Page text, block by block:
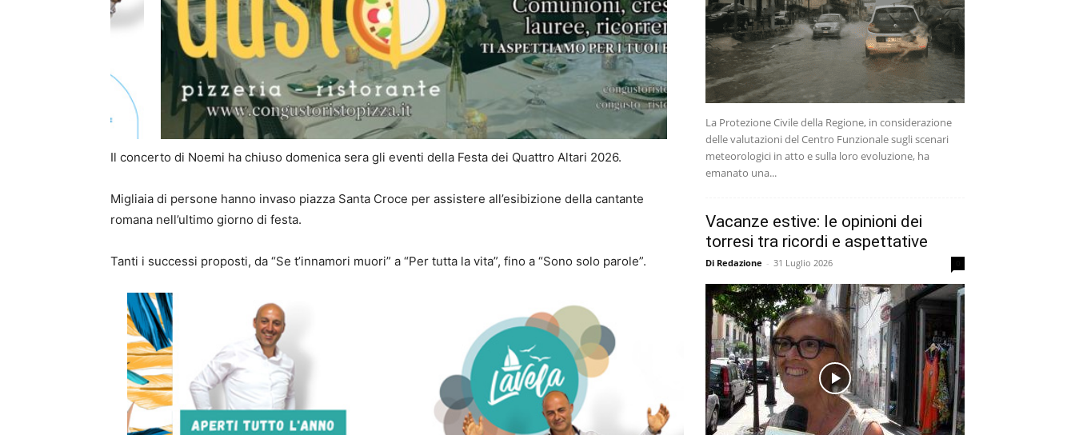
Il concerto di Noemi ha chiuso domenica sera gli eventi della Festa dei Quattro Altari 2026.
Migliaia di persone hanno invaso piazza Santa Croce per assistere all’esibizione della cantante
romana nell’ultimo giorno di festa.
Tanti i successi proposti, da “Se t’innamori muori” a “Per tutta la vita”, fino a “Sono solo parole”.
La Protezione Civile della Regione, in considerazione
delle valutazioni del Centro Funzionale sugli scenari
meteorologici in atto e sulla loro evoluzione, ha
emanato una...
Vacanze estive: le opinioni dei
torresi tra ricordi e aspettative
Di Redazione - 31 Luglio 2026